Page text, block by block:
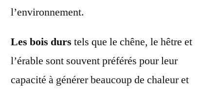
l’environnement.
Les bois durs tels que le chêne, le hêtre et
l’érable sont souvent préférés pour leur
capacité à générer beaucoup de chaleur et